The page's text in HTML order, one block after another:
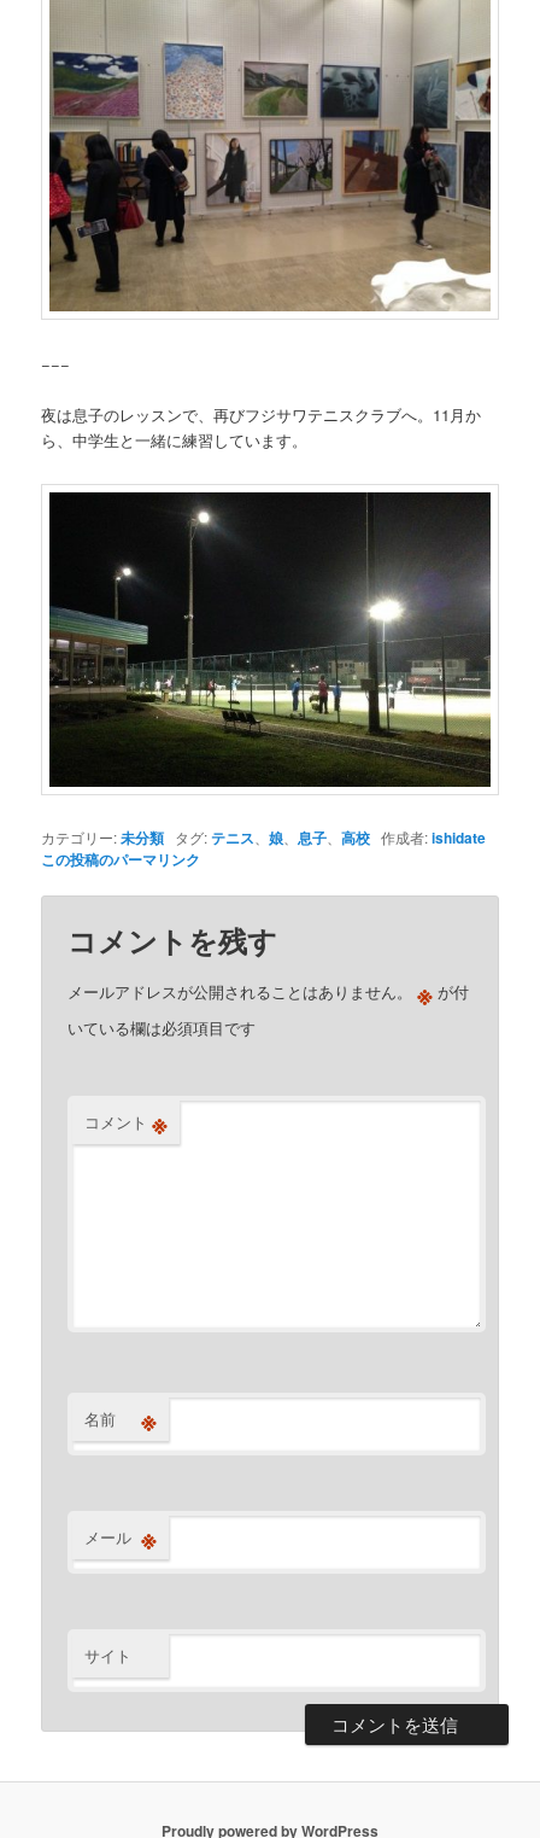
−−−
夜は息子のレッスンで、再びフジサワテニスクラブへ。11月か
ら、中学生と一緒に練習しています。
カテゴリー:未分類 タグ:テニス 、娘 息子 、高校 作成者:ishidate
この投稿のパーマリンク
コメントを残す
メールアドレスが公開されることはありません。 ※ が付
いている欄は必須項目です
コメント ※
名前 ※
メール ※
サイト
Proudly powered by WordPress